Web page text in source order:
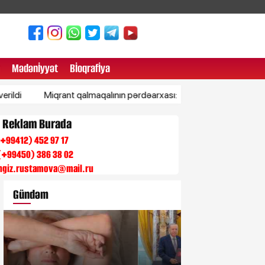
Mədənİyyət Bİoqrafİya
Miqrant qalmaqalının pərdəarxası: Niyə İspaniyanın Afrikada
Burada
452 97 17
386 38 02
Gündəm